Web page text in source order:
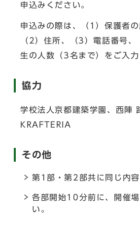
申込みください。
申込みの際は、（1）保護者の
（2）住所、（3）電話番号
生の人数（3名まで）をご入力
協力
学校法人京都建築学園、西陣
KRAFTERIA
その他
第1部・第2部共に同じ内容
各部開始10分前に、開催
い。